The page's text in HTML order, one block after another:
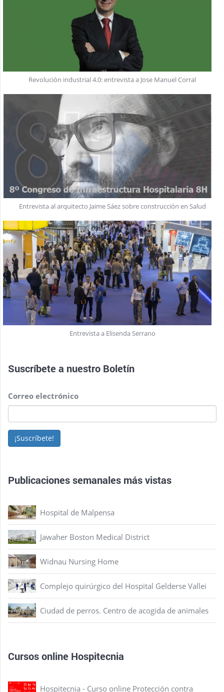
Revolución industrial 4.0: entrevista a Jose Manuel Corral
Entrevista al arquitecto Jaime Sáez sobre construcción en Salud
Entrevista a Elisenda Serrano
Suscríbete a nuestro Boletín
Correo electrónico
¡Suscríbete!
Publicaciones semanales más vistas
Hospital de Malpensa
Jawaher Boston Medical District
Widnau Nursing Home
Complejo quirúrgico del Hospital Gelderse Vallei
Ciudad de perros. Centro de acogida de animales
Cursos online Hospitecnia
Hospitecnia - Curso online Protección contra